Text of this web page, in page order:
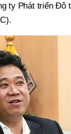
ty Phát triển Đô